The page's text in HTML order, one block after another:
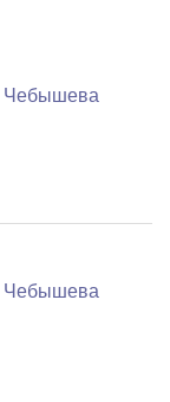
Чебышева
Чебышева